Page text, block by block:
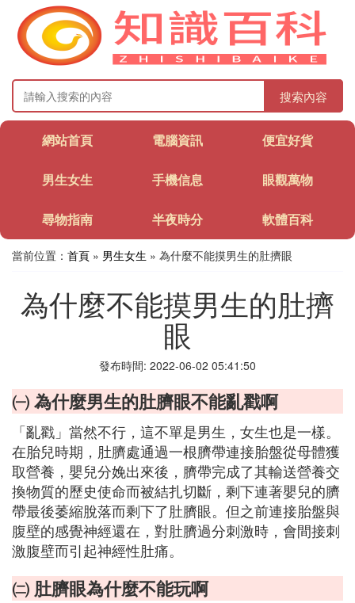
搜索內容
網站首頁 電腦資訊 便宜好貨
男生女生 手機信息 眼觀萬物
尋物指南 半夜時分 軟體百科
當前位置： 首頁 » 男生女生 » 為什麼不能摸男生的肚擠眼
為什麼不能摸男生的肚擠
眼
發布時間: 2022-06-02 05:41:50
㈠ 為什麼男生的肚臍眼不能亂戳啊
「亂戳」當然不行，這不單是男生，女生也是一樣。
在胎兒時期，肚臍處通過一根臍帶連接胎盤從母體獲
取營養，嬰兒分娩出來後，臍帶完成了其輸送營養交
換物質的歷史使命而被結扎切斷，剩下連著嬰兒的臍
帶最後萎縮脫落而剩下了肚臍眼。但之前連接胎盤與
腹壁的感覺神經還在，對肚臍過分刺激時，會間接刺
激腹壁而引起神經性肚痛。
㈡ 肚臍眼為什麼不能玩啊